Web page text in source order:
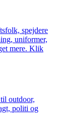
spejdere
uniformer,
mere. Klik
outdoor,
politi og